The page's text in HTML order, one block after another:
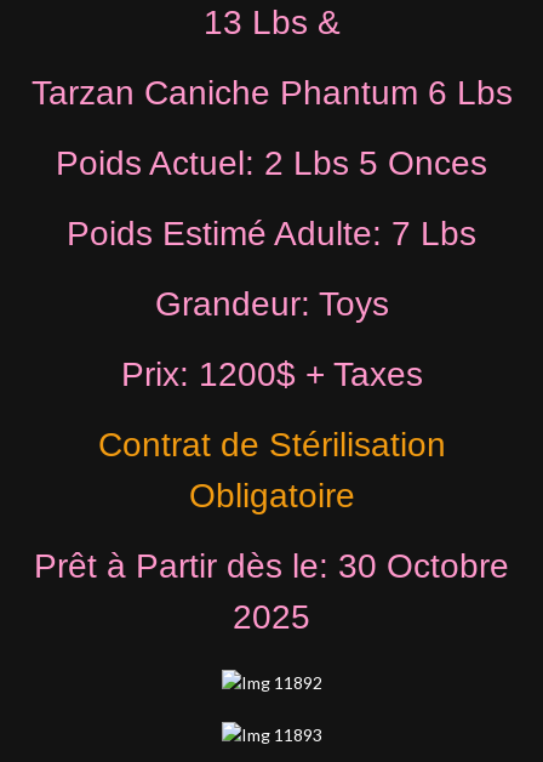
13 Lbs &
Tarzan Caniche Phantum 6 Lbs
Poids Actuel: 2 Lbs 5 Onces
Poids Estimé Adulte: 7 Lbs
Grandeur: Toys
Prix: 1200$ + Taxes
Contrat de Stérilisation
Obligatoire
Prêt à Partir dès le: 30 Octobre
2025